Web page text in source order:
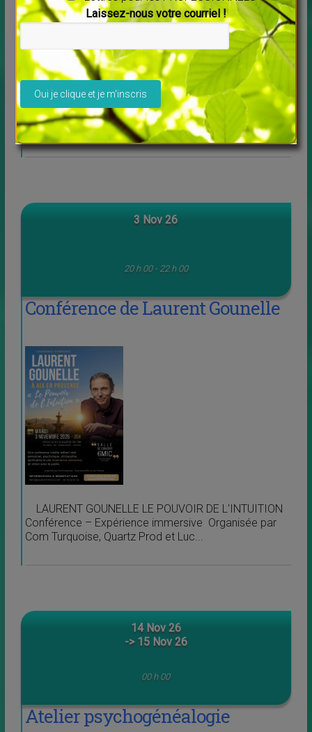
Lise Côté nous invite en Arizona — octobre 2026
Chers amis, En octobre prochain, nous partons en
Arizona, à Sedona...
3 Nov 26
20 h 00 - 22 h 00
Conférence de Laurent Gounelle
LAURENT GOUNELLE LE POUVOIR DE L'INTUITION
Conférence – Expérience immersive Organisée par
Com Turquoise, Quartz Prod et Luc...
14 Nov 26
-> 15 Nov 26
00 h 00
Atelier psychogénéalogie
Laissez-nous votre courriel !
Veuillez laisser ce champ vide.